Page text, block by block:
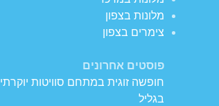
מלונות בצפון
צימרים בצפון
פוסטים אחרונים
חופשה זוגית במתחם סוויטות יוקרתי
בגליל